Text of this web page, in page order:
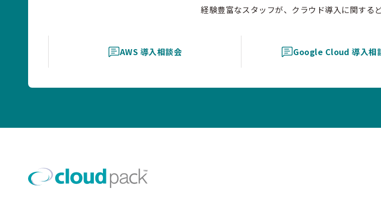
経験豊富なスタッフが、クラウド導入に関する
AWS 導入相談会 Google Cloud 導入相